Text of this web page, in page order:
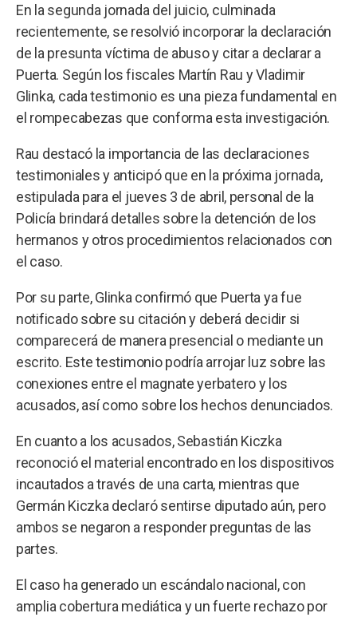
En la segunda jornada del juicio, culminada
recientemente, se resolvió incorporar la declaración
de la presunta víctima de abuso y citar a declarar a
Puerta. Según los fiscales Martín Rau y Vladimir
Glinka, cada testimonio es una pieza fundamental en
el rompecabezas que conforma esta investigación.
Rau destacó la importancia de las declaraciones
testimoniales y anticipó que en la próxima jornada,
estipulada para el jueves 3 de abril, personal de la
Policía brindará detalles sobre la detención de los
hermanos y otros procedimientos relacionados con
el caso.
Por su parte, Glinka confirmó que Puerta ya fue
notificado sobre su citación y deberá decidir si
comparecerá de manera presencial o mediante un
escrito. Este testimonio podría arrojar luz sobre las
conexiones entre el magnate yerbatero y los
acusados, así como sobre los hechos denunciados.
En cuanto a los acusados, Sebastián Kiczka
reconoció el material encontrado en los dispositivos
incautados a través de una carta, mientras que
Germán Kiczka declaró sentirse diputado aún, pero
ambos se negaron a responder preguntas de las
partes.
El caso ha generado un escándalo nacional, con
amplia cobertura mediática y un fuerte rechazo por